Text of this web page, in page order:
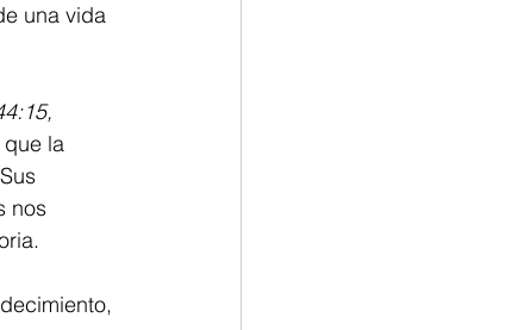
una vida
la
nos